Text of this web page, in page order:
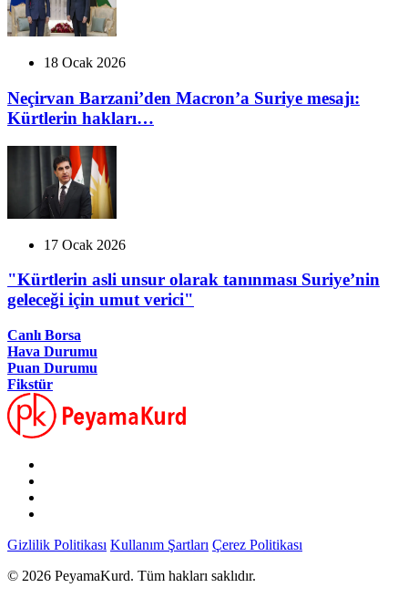
18 Ocak 2026
Neçirvan Barzani’den Macron’a Suriye mesajı:
Kürtlerin hakları…
17 Ocak 2026
"Kürtlerin asli unsur olarak tanınması Suriye’nin
geleceği için umut verici"
Canlı Borsa
Hava Durumu
Puan Durumu
Fikstür
Gizlilik Politikası Kullanım Şartları Çerez Politikası
© 2026 PeyamaKurd. Tüm hakları saklıdır.